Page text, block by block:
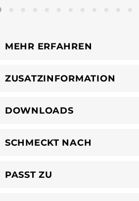
MEHR ERFAHREN
ZUSATZINFORMATION
DOWNLOADS
SCHMECKT NACH
PASST ZU